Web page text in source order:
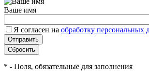
Ваше имя
Я согласен на обработку персональных
* - Поля, обязательные для заполнения